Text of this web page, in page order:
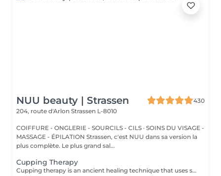
NUU beauty | Strassen
430
204, route d'Arlon Strassen L-8010
COIFFURE - ONGLERIE - SOURCILS - CILS · SOINS DU VISAGE -
MASSAGE - ÉPILATION Strassen, c'est NUU dans sa version la
plus complète. Le plus grand sal...
Cupping Therapy
Cupping therapy is an ancient healing technique that uses special cups to create gentle suction on the skin. This suction promotes blood flow, relieves muscle tension, reduces inflammation, and supports deep relaxation. The treatment can help release toxins, improve circulation, and ease chronic pain or stiffness. *Please note that cupping therapy could just be added to a massage service with includes back massage.